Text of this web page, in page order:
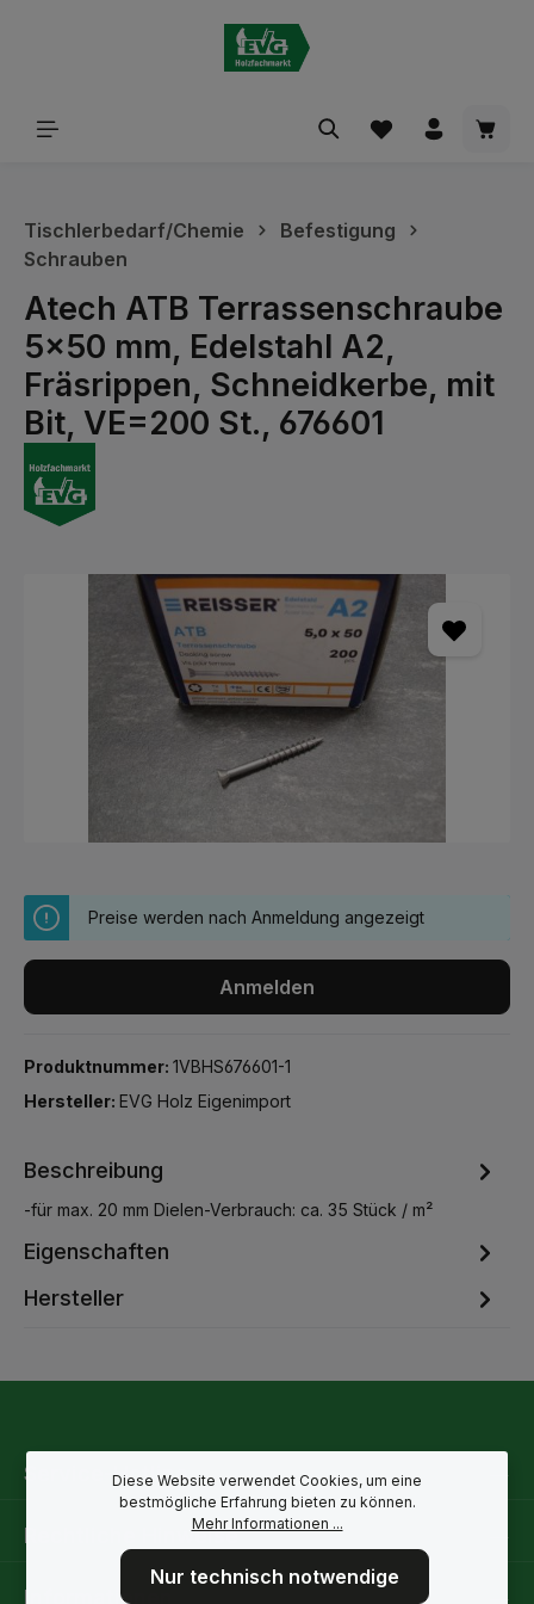
Tischlerbedarf/Chemie
Befestigung
Schrauben
Atech ATB Terrassenschraube
5x50 mm, Edelstahl A2,
Fräsrippen, Schneidkerbe, mit
Bit, VE=200 St., 676601
Bildergalerie überspringen
Preise werden nach Anmeldung angezeigt
Anmelden
Produktnummer: 1VBHS676601-1
Hersteller: EVG Holz Eigenimport
Beschreibung
-für max. 20 mm Dielen-Verbrauch: ca. 35 Stück / m²
Eigenschaften
Hersteller
Service-Hotline
Rechtliche Hinweise
Informationen
Diese Website verwendet Cookies, um eine
bestmögliche Erfahrung bieten zu können.
Mehr Informationen ...
Nur technisch notwendige